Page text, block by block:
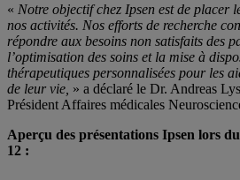
« Notre objectif chez Ipsen est de placer
nos activités. Nos efforts de recherche
répondre aux besoins non satisfaits des
l’optimisation des soins et la mise à
thérapeutiques personnalisées pour les
de leur vie, » a déclaré le Dr. Andreas
Président Affaires médicales
Aperçu des présentations Ipsen lors
12 :